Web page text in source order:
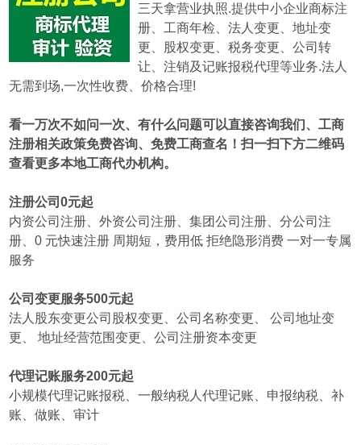
三天拿营业执照.提供中小企业商标注
册、工商年检、法人变更、地址变
更、股权变更、税务变更、公司转
让、注销及记账报税代理等业务.法人
无需到场,一次性收费、价格合理!
看一万次不如问一次、有什么问题可以直接咨询我们、工商
注册相关政策免费咨询、免费工商查名！扫一扫下方二维码
查看更多本地工商代办机构。
注册公司0元起
内资公司注册、外资公司注册、集团公司注册、分公司注
册、0 元快速注册 周期短，费用低 拒绝隐形消费 一对一专属
服务
公司变更服务500元起
法人股东变更公司股权变更、公司名称变更、 公司地址变
更、 地址经营范围变更、公司注册资本变更
代理记账服务200元起
小规模代理记账报税、一般纳税人代理记账、申报纳税、补
账、做账、审计